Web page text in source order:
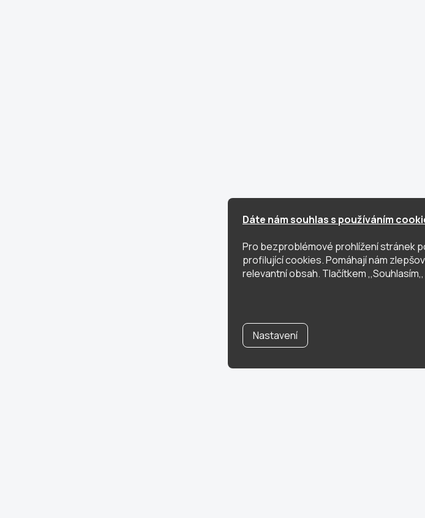
Dáte nám souhlas s používáním
Pro bezproblémové prohlížení stránek
profilující cookies. Pomáhají nám
relevantní obsah. Tlačítkem
Nastavení